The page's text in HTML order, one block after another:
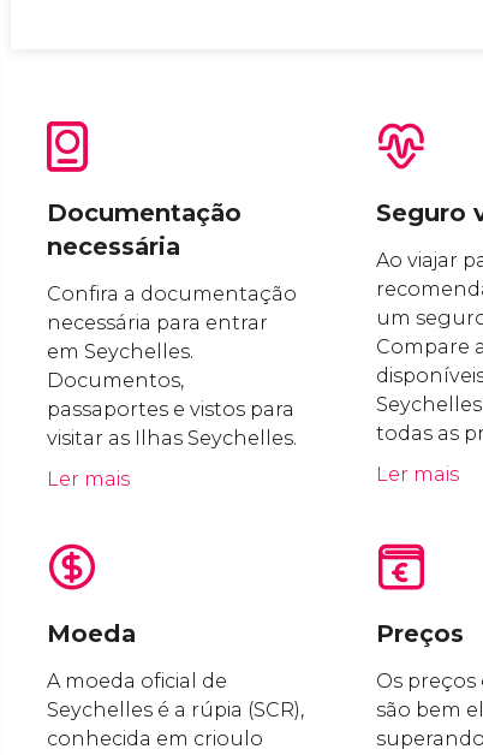
Documentação
necessária
Confira a documentação
necessária para entrar
em Seychelles.
Documentos,
passaportes e vistos para
visitar as Ilhas Seychelles.
Ler mais
Seguro
Ao viajar
um
Compare
todas as
Ler mais
Moeda
A moeda oficial de
Seychelles é a rúpia (SCR),
conhecida em crioulo
Preços
Os preços
são bem